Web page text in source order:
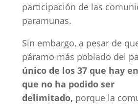
participación de las
paramunas.
Sin embargo, a pesar de
páramo más poblado del
único de los 37 que hay
que no ha podido ser
delimitado, porque la